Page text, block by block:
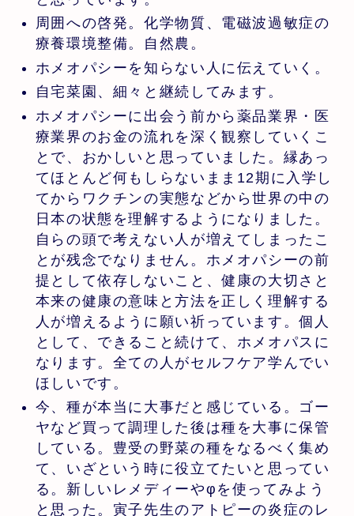
周囲への啓発。化学物質、電磁波過敏症の
療養環境整備。自然農。
ホメオパシーを知らない人に伝えていく。
自宅菜園、細々と継続してみます。
ホメオパシーに出会う前から薬品業界・医
療業界のお金の流れを深く観察していくこ
とで、おかしいと思っていました。縁あっ
てほとんど何もしらないまま12期に入学し
てからワクチンの実態などから世界の中の
日本の状態を理解するようになりました。
自らの頭で考えない人が増えてしまったこ
とが残念でなりません。ホメオパシーの前
提として依存しないこと、健康の大切さと
本来の健康の意味と方法を正しく理解する
人が増えるように願い祈っています。個人
として、できること続けて、ホメオパスに
なります。全ての人がセルフケア学んでい
ほしいです。
今、種が本当に大事だと感じている。ゴー
ヤなど買って調理した後は種を大事に保管
している。豊受の野菜の種をなるべく集め
て、いざという時に役立てたいと思ってい
る。新しいレメディーやφを使ってみよう
と思った。寅子先生のアトピーの炎症のレ